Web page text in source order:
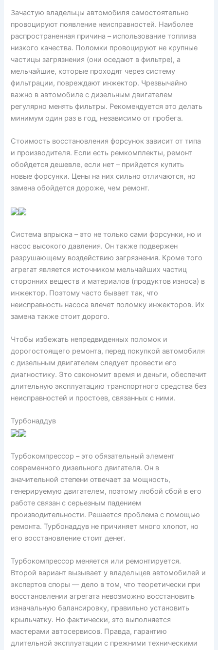
Зачастую владельцы автомобиля самостоятельно
провоцируют появление неисправностей. Наиболее
распространенная причина – использование топлива
низкого качества. Поломки провоцируют не крупные
частицы загрязнения (они оседают в фильтре), а
мельчайшие, которые проходят через систему
фильтрации, повреждают инжектор. Чрезвычайно
важно в автомобиле с дизельным двигателем
регулярно менять фильтры. Рекомендуется это делать
минимум один раз в год, независимо от пробега.
Стоимость восстановления форсунок зависит от типа
и производителя. Если есть ремкомплекты, ремонт
обойдется дешевле, если нет – прийдется купить
новые форсунки. Цены на них сильно отличаются, но
замена обойдется дороже, чем ремонт.
Система впрыска – это не только сами форсунки, но и
насос высокого давления. Он также подвержен
разрушающему воздействию загрязнения. Кроме того
агрегат является источником мельчайших частиц
сторонних веществ и материалов (продуктов износа) в
инжектор. Поэтому часто бывает так, что
неисправность насоса влечет поломку инжекторов. Их
замена также стоит дорого.
Чтобы избежать непредвиденных поломок и
дорогостоящего ремонта, перед покупкой автомобиля
с дизельным двигателем следует провести его
диагностику. Это сэкономит время и деньги, обеспечит
длительную эксплуатацию транспортного средства без
неисправностей и простоев, связанных с ними.
Турбонаддув
Турбокомпрессор – это обязательный элемент
современного дизельного двигателя. Он в
значительной степени отвечает за мощность,
генерируемую двигателем, поэтому любой сбой в его
работе связан с серьезным падением
производительности. Решается проблема с помощью
ремонта. Турбонаддув не причиняет много хлопот, но
его восстановление стоит денег.
Турбокомпрессор меняется или ремонтируется.
Второй вариант вызывает у владельцев автомобилей и
экспертов споры — дело в том, что теоретически при
восстановлении агрегата невозможно восстановить
изначальную балансировку, правильно установить
крыльчатку. Но фактически, это выполняется
мастерами автосервисов. Правда, гарантию
длительной эксплуатации с прежними техническими